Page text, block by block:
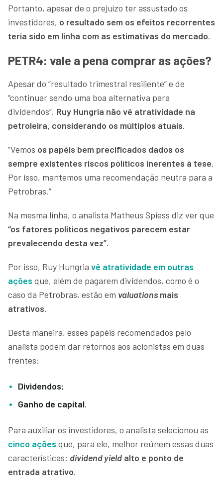
Portanto, apesar de o prejuízo ter assustado os
investidores, o resultado sem os efeitos recorrentes
teria sido em linha com as estimativas do mercado.
PETR4: vale a pena comprar as ações?
Apesar do “resultado trimestral resiliente” e de
“continuar sendo uma boa alternativa para
dividendos”, Ruy Hungria não vê atratividade na
petroleira, considerando os múltiplos atuais.
“Vemos os papéis bem precificados dados os
sempre existentes riscos políticos inerentes à tese.
Por isso, mantemos uma recomendação neutra para a
Petrobras.”
Na mesma linha, o analista Matheus Spiess diz ver que
“os fatores políticos negativos parecem estar
prevalecendo desta vez”.
Por isso, Ruy Hungria vê atratividade em outras
ações que, além de pagarem dividendos, como é o
caso da Petrobras, estão em valuationsmais
atrativos.
Desta maneira, esses papéis recomendados pelo
analista podem dar retornos aos acionistas em duas
frentes:
Dividendos;
Ganho de capital.
Para auxiliar os investidores, o analista selecionou as
cinco ações que, para ele, melhor reúnem essas duas
características: dividend yield alto e ponto de
entrada atrativo.